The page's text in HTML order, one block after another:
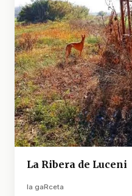
La Ribera de Luceni
la gaRceta